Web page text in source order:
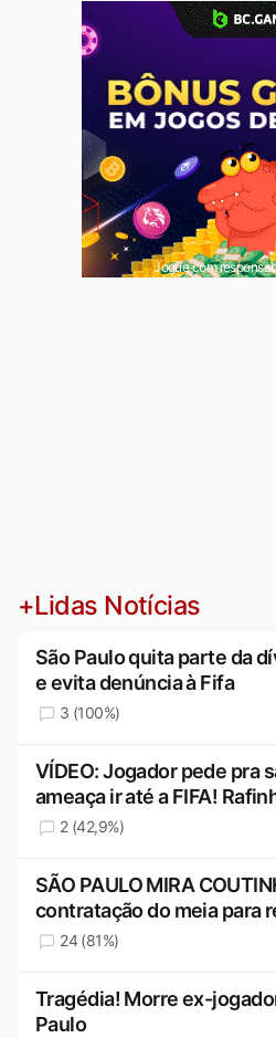
Jogue com
+Lidas Notícias
São Paulo quita parte da
e evita denúncia à Fifa
3 (100%)
VÍDEO: Jogador pede pra
ameaça ir até a FIFA!
2 (42,9%)
SÃO PAULO MIRA
contratação do meia para
24 (81%)
Tragédia! Morre ex-
Paulo